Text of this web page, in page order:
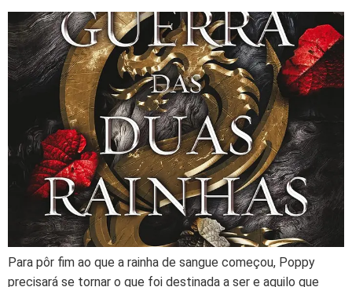
Para pôr fim ao que a rainha de sangue começou, Poppy
precisará se tornar o que foi destinada a ser e aquilo que